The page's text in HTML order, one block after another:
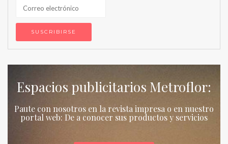
Espacios publicitarios Metroflor:
Paute con nosotros en la revista impresa o en nuestro
portal web: De a conocer sus productos y servicios